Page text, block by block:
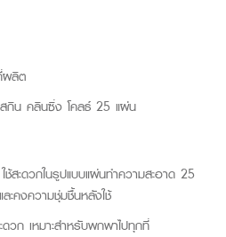
ผลิต
กิน คลินซิ่ง โคลธ์ 25 แผ่น
ะดวกในรูปแบบแผ่นทำความสะอาด 25
ะคงความชุ่มชื้นหลังใช้
ก เหมาะสำหรับพกพาไปทุกที่